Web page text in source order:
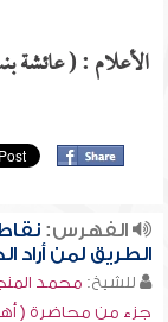
الأعلام : ( عائشة
الفهرس:
الطريق لمن أراد
للشيخ: محمد
جزء من محاضرة (